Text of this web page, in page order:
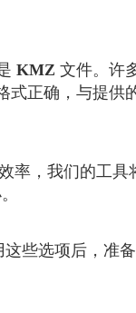
KMZ 文件。许
式正确，与提供
率，我们的工具
些选项后，准